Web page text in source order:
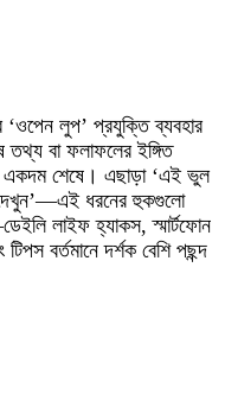
লুপ’ প্রযুক্তি ব্যবহার
বা ফলাফলের ইঙ্গিত
একদম শেষে। এছাড়া ‘এই ভুল
দেখুন’—এই ধরনের হুকগুলো
লাইফ হ্যাকস, স্মার্টফোন
বর্তমানে দর্শক বেশি পছন্দ